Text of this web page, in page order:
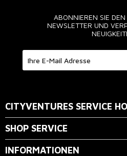
ABONNIEREN SIE
NEWSLETTER UND
CITYVENTURES SERVICE
SHOP SERVICE
INFORMATIONEN